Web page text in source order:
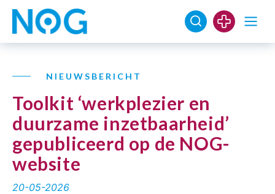
NIEUWSBERICHT
Toolkit ‘werkplezier en
duurzame inzetbaarheid’
gepubliceerd op de NOG-
website
20-05-2026